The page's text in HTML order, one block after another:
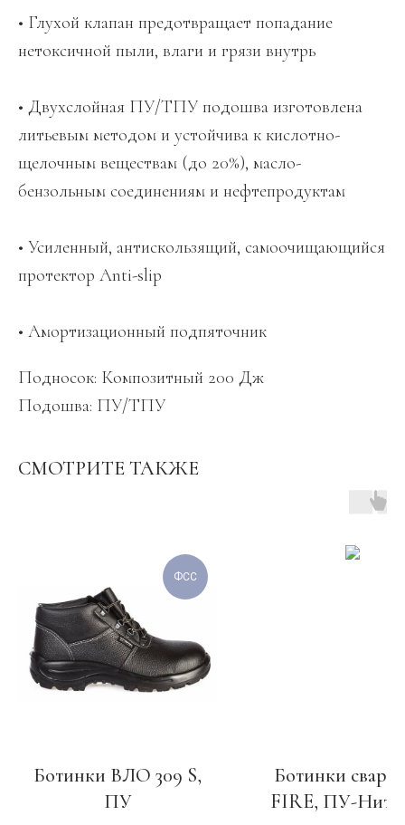
• Глухой клапан предотвращает попадание
нетоксичной пыли, влаги и грязи внутрь
• Двухслойная ПУ/ТПУ подошва изготовлена
литьевым методом и устойчива к кислотно-
щелочным веществам (до 20%), масло-
бензольным соединениям и нефтепродуктам
• Усиленный, антискользящий, самоочищающийся
протектор Anti-slip
• Амортизационный подпяточник
Подносок: Композитный 200 Дж
Подошва: ПУ/ТПУ
СМОТРИТЕ ТАКЖЕ
ФСС
Ботинки ВЛО 309 S,
ПУ
Ботинки
FIRE, ПУ-